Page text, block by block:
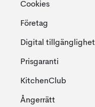
Cookies
Företag
Digital tillgänglighet
Prisgaranti
KitchenClub
Ångerrätt